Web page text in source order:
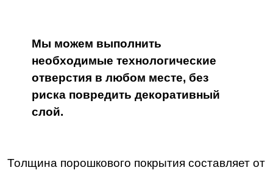
Мы можем выполнить
необходимые технологические
отверстия в любом месте, без
риска повредить декоративный
слой.
Толщина порошкового покрытия составляет от